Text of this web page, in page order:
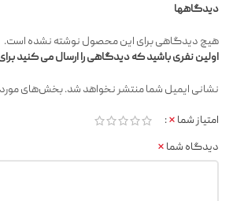
دیدگاهها
هیچ دیدگاهی برای این محصول نوشته نشده است.
اولین نفری باشید که دیدگاهی را ارسال می کنید
نشانی ایمیل شما منتشر نخواهد شد.بخش‌های
امتیاز شما *
دیدگاه شما *